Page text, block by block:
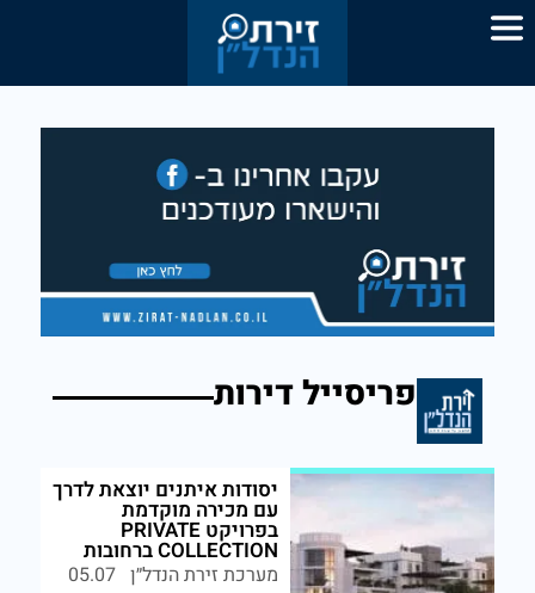
פריסייל דירות
יסודות איתנים יוצאת לדרך
עם מכירה מוקדמת
בפרויקט PRIVATE
COLLECTION ברחובות
מערכת זירת הנדל״ן 05.07